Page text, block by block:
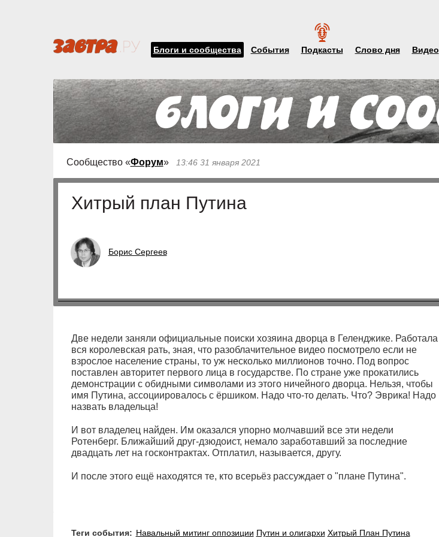
Блоги и сообщества События Подкасты Слово дня Видео
Сообщество «Форум» 13:46 31 января 2021
Хитрый план Путина
Борис Сергеев
Две недели заняли официальные поиски хозяина дворца в Геленджике. Работала
вся королевская рать, зная, что разоблачительное видео посмотрело если не
взрослое население страны, то уж несколько миллионов точно. Под вопрос
поставлен авторитет первого лица в государстве. По стране уже прокатились
демонстрации с обидными символами из этого ничейного дворца. Нельзя, чтобы
имя Путина, ассоциировалось с ёршиком. Надо что-то делать. Что? Эврика! Надо
назвать владельца!
И вот владелец найден. Им оказался упорно молчавший все эти недели
Ротенберг. Ближайший друг-дзюдоист, немало заработавший за последние
двадцать лет на госконтрактах. Отплатил, называется, другу.
И после этого ещё находятся те, кто всерьёз рассуждает о "плане Путина".
Теги события: Навальный митинг оппозиции Путин и олигархи Хитрый План Путина